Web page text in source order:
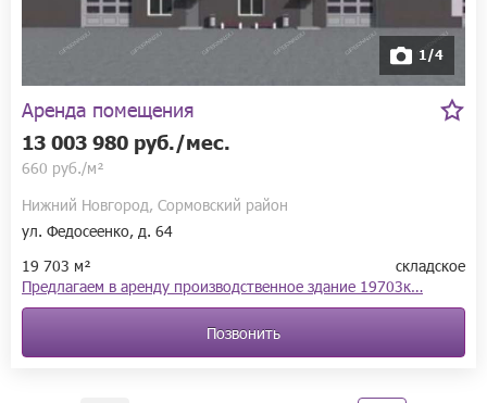
1/4
Аренда помещения
13 003 980 руб./мес.
660 руб./м²
Нижний Новгород, Сормовский район
ул. Федосеенко, д. 64
19 703 м²
складское
Предлагаем в аренду производственное здание 19703к…
Позвонить